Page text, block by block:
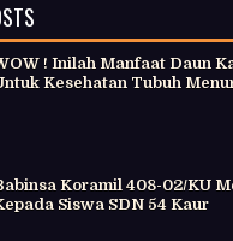
! Inilah Manfaat Daun
Kesehatan Tubuh
Koramil 408-02/KU
Siswa SDN 54 Kaur